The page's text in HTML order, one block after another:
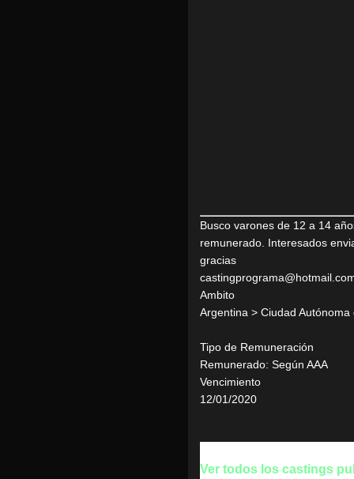
Busco varones de 12 a 14
remunerado. Interesados
gracias
Ambito
Argentina > Ciudad
Tipo de Remuneración
Remunerado: Según AAA
Vencimiento
12/01/2020
Ver todos los castings